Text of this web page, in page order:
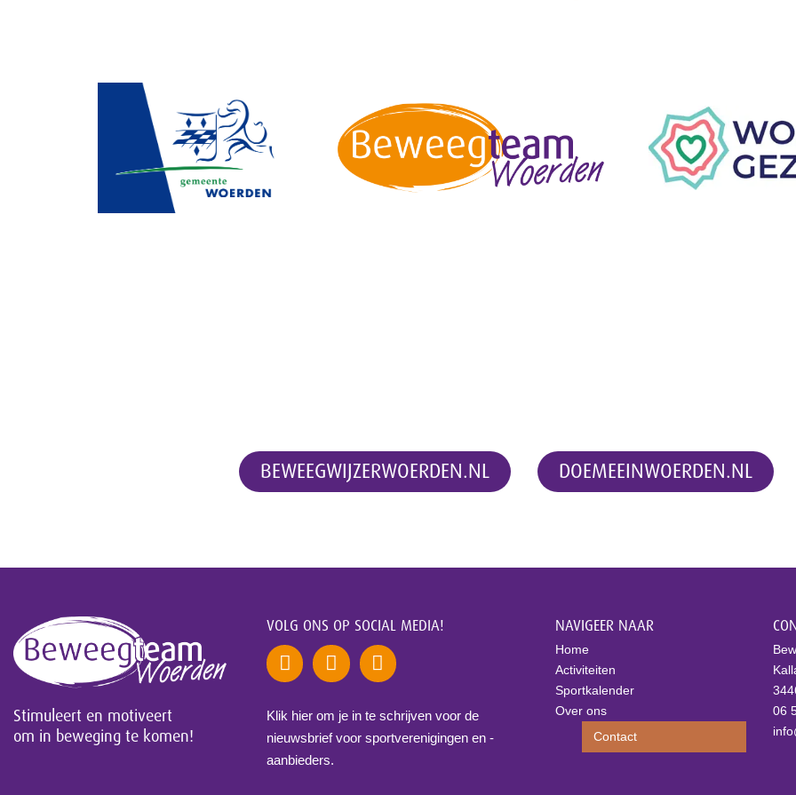
BEWEEGWIJZERWOERDEN.NL DOEMEEINWOERDEN.NL
Stimuleert en motiveert
om in beweging te komen!
VOLG ONS OP SOCIAL MEDIA!
Klik hier om je in te schrijven voor de
nieuwsbrief voor sportverenigingen en -
aanbieders.
NAVIGEER NAAR
Home
Activiteiten
Sportkalender
Over ons
Contact
06